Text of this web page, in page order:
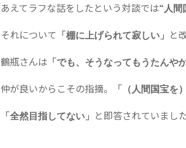
あえてラフな話をしたという対談では“人間
それについて
「棚に上げられて寂しい」
と
鶴瓶さんは 「でも、そうなってもうたんや
仲が良いからこその指摘。
「（人間国宝を
「全然目指してない」 と即答されていました